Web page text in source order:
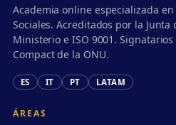
Academia online especializada en
Sociales. Acreditados por la Junta
Ministerio e ISO 9001.
Compact de la ONU.
ES IT PT LATAM
ÁREAS